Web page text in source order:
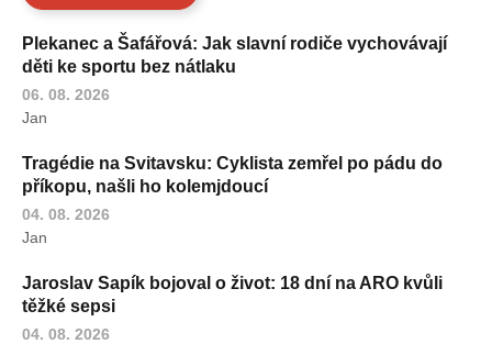
Plekanec a Šafářová: Jak slavní rodiče vychovávají
děti ke sportu bez nátlaku
06. 08. 2026
Jan
Tragédie na Svitavsku: Cyklista zemřel po pádu do
příkopu, našli ho kolemjdoucí
04. 08. 2026
Jan
Jaroslav Sapík bojoval o život: 18 dní na ARO kvůli
těžké sepsi
04. 08. 2026